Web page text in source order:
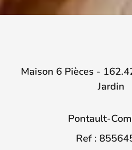
Maison 6 Pièces -
Jardin
Pontault-
Ref :